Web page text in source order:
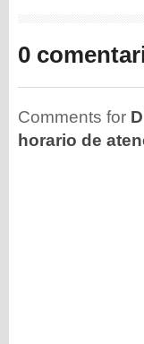
0
Comments for
horario de